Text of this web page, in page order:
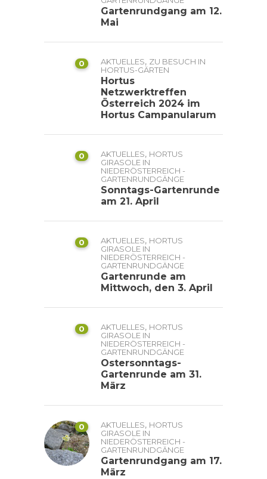
Gartenrundgang am 12.
Mai
0 AKTUELLES, ZU BESUCH IN
HORTUS-GÄRTEN
Hortus
Netzwerktreffen
Österreich 2024 im
Hortus Campanularum
0 AKTUELLES, HORTUS
GIRASOLE IN
NIEDERÖSTERREICH -
GARTENRUNDGÄNGE
Sonntags-Gartenrunde
am 21. April
0 AKTUELLES, HORTUS
GIRASOLE IN
NIEDERÖSTERREICH -
GARTENRUNDGÄNGE
Gartenrunde am
Mittwoch, den 3. April
0 AKTUELLES, HORTUS
GIRASOLE IN
NIEDERÖSTERREICH -
GARTENRUNDGÄNGE
Ostersonntags-
Gartenrunde am 31.
März
0 AKTUELLES, HORTUS
GIRASOLE IN
NIEDERÖSTERREICH -
GARTENRUNDGÄNGE
Gartenrundgang am 17.
März